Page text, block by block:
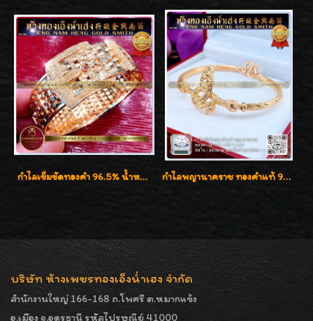
กำไลเข็มขัดทองคำ 96.5% น้ำหนัก 3 บาท หรูหรา สวยมากๆค่ะ กำไลพญานาคราช ทองคำแท้ 96.5% น้ำหนัก 1 บาท เสริมสิริมงคล
บริษัท ห้างเพชรทองเอ็งน่ำเฮง จำกัด
สำนักงานใหญ่ 166-168 ถ.โพศรี ต.หมากแข้ง
อ.เมือง จ.อุดรธานี รหัสไปรษณีย์ 41000